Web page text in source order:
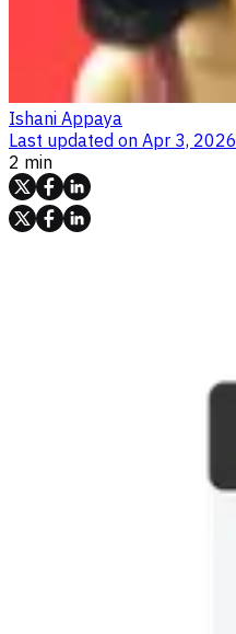
Ishani Appaya
Last updated on Apr 3, 2026
2 min